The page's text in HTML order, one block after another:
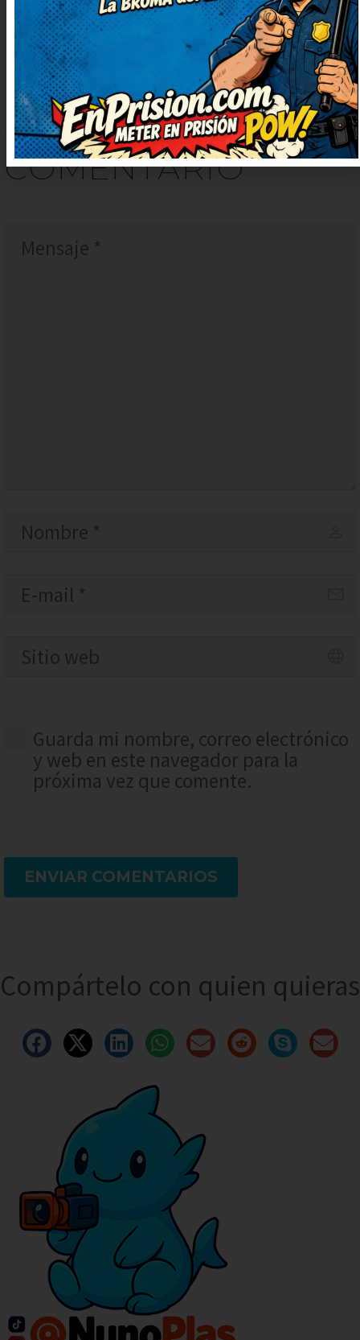
DEJARUN
COMENTARIO
Guarda mi nombre, correo electrónico
y web en este navegador para la
próxima vez que comente.
ENVIAR COMENTARIOS
Compártelo con quien quieras